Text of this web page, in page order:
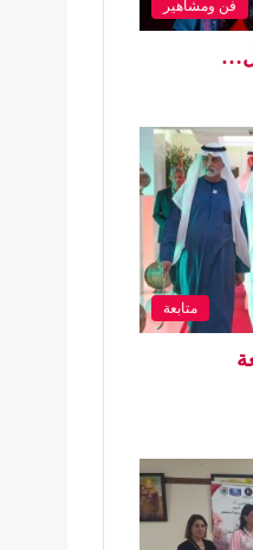
فن ومشاهير
متابعة